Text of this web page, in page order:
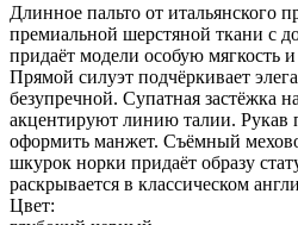
Длинное пальто от итальянского
премиальной шерстяной ткани с
придаёт модели особую мягкость
Прямой силуэт подчёркивает
безупречной. Супатная застёжка
акцентируют линию талии. Рукав
оформить манжет. Съёмный
шкурок норки придаёт образу
раскрывается в классическом
Цвет: